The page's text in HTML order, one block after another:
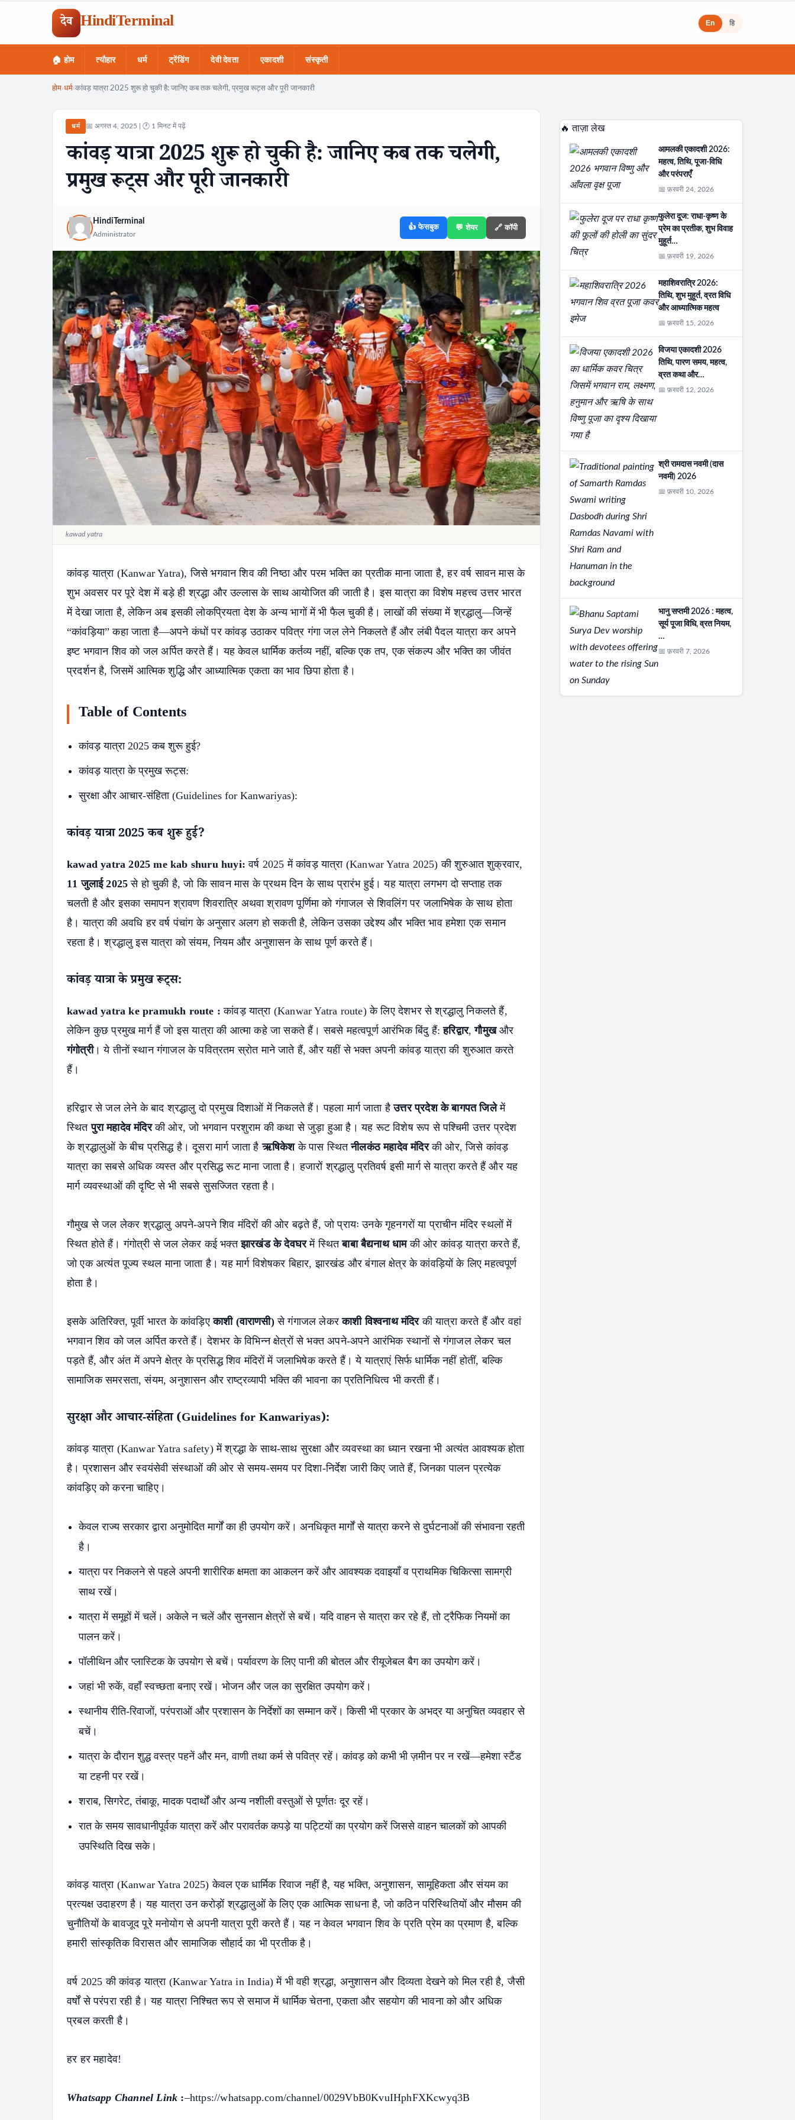
देव HindiTerminal En हि
🏠 होम त्यौहार धर्म ट्रेंडिंग देवी देवता एकादशी संस्कृती
होम›धर्म›कांवड़ यात्रा 2025 शुरू हो चुकी है: जानिए कब तक चलेगी, प्रमुख रूट्स और पूरी जानकारी
धर्म 📅 अगस्त 4, 2025 | 🕐 1 मिनट में पढ़ें
कांवड़ यात्रा 2025 शुरू हो चुकी है: जानिए कब तक चलेगी,
प्रमुख रूट्स और पूरी जानकारी
HindiTerminal
Administrator
👍 फेसबुक 💬 शेयर 🔗 कॉपी
kawad yatra
कांवड़ यात्रा (Kanwar Yatra), जिसे भगवान शिव की निष्ठा और परम भक्ति का प्रतीक माना जाता है, हर वर्ष सावन मास के
शुभ अवसर पर पूरे देश में बड़े ही श्रद्धा और उल्लास के साथ आयोजित की जाती है। इस यात्रा का विशेष महत्त्व उत्तर भारत
में देखा जाता है, लेकिन अब इसकी लोकप्रियता देश के अन्य भागों में भी फैल चुकी है। लाखों की संख्या में श्रद्धालु—जिन्हें
“कांवड़िया” कहा जाता है—अपने कंधों पर कांवड़ उठाकर पवित्र गंगा जल लेने निकलते हैं और लंबी पैदल यात्रा कर अपने
इष्ट भगवान शिव को जल अर्पित करते हैं। यह केवल धार्मिक कर्तव्य नहीं, बल्कि एक तप, एक संकल्प और भक्ति का जीवंत
प्रदर्शन है, जिसमें आत्मिक शुद्धि और आध्यात्मिक एकता का भाव छिपा होता है।
Table of Contents
कांवड़ यात्रा 2025 कब शुरू हुई?
कांवड़ यात्रा के प्रमुख रूट्स:
सुरक्षा और आचार-संहिता (Guidelines for Kanwariyas):
कांवड़ यात्रा 2025 कब शुरू हुई?
kawad yatra 2025 me kab shuru huyi:वर्ष 2025 में कांवड़ यात्रा (Kanwar Yatra 2025) की शुरुआत शुक्रवार,
11 जुलाई 2025 से हो चुकी है, जो कि सावन मास के प्रथम दिन के साथ प्रारंभ हुई। यह यात्रा लगभग दो सप्ताह तक
चलती है और इसका समापन श्रावण शिवरात्रि अथवा श्रावण पूर्णिमा को गंगाजल से शिवलिंग पर जलाभिषेक के साथ होता
है। यात्रा की अवधि हर वर्ष पंचांग के अनुसार अलग हो सकती है, लेकिन उसका उद्देश्य और भक्ति भाव हमेशा एक समान
रहता है। श्रद्धालु इस यात्रा को संयम, नियम और अनुशासन के साथ पूर्ण करते हैं।
कांवड़ यात्राके प्रमुख रूट्स:
kawad yatra ke pramukh route :कांवड़ यात्रा (Kanwar Yatra route) के लिए देशभर से श्रद्धालु निकलते हैं,
लेकिन कुछ प्रमुख मार्ग हैं जो इस यात्रा की आत्मा कहे जा सकते हैं। सबसे महत्वपूर्ण आरंभिक बिंदु हैं:हरिद्वार,गौमुखऔर
गंगोत्री। ये तीनों स्थान गंगाजल के पवित्रतम स्रोत माने जाते हैं, और यहीं से भक्त अपनी कांवड़ यात्रा की शुरुआत करते
हैं।
हरिद्वार से जल लेने के बाद श्रद्धालु दो प्रमुख दिशाओं में निकलते हैं। पहला मार्ग जाता हैउत्तर प्रदेश के बागपत जिलेमें
स्थितपुरा महादेव मंदिरकी ओर, जो भगवान परशुराम की कथा से जुड़ा हुआ है। यह रूट विशेष रूप से पश्चिमी उत्तर प्रदेश
के श्रद्धालुओं के बीच प्रसिद्ध है। दूसरा मार्ग जाता हैऋषिकेशके पास स्थितनीलकंठ महादेव मंदिरकी ओर, जिसे कांवड़
यात्रा का सबसे अधिक व्यस्त और प्रसिद्ध रूट माना जाता है। हजारों श्रद्धालु प्रतिवर्ष इसी मार्ग से यात्रा करते हैं और यह
मार्ग व्यवस्थाओं की दृष्टि से भी सबसे सुसज्जित रहता है।
गौमुख से जल लेकर श्रद्धालु अपने-अपने शिव मंदिरों की ओर बढ़ते हैं, जो प्रायः उनके गृहनगरों या प्राचीन मंदिर स्थलों में
स्थित होते हैं। गंगोत्री से जल लेकर कई भक्तझारखंड के देवघरमें स्थितबाबा बैद्यनाथ धामकी ओर कांवड़ यात्रा करते हैं,
जो एक अत्यंत पूज्य स्थल माना जाता है। यह मार्ग विशेषकर बिहार, झारखंड और बंगाल क्षेत्र के कांवड़ियों के लिए महत्वपूर्ण
होता है।
इसके अतिरिक्त, पूर्वी भारत के कांवड़िएकाशी (वाराणसी)से गंगाजल लेकरकाशी विश्वनाथ मंदिरकी यात्रा करते हैं और वहां
भगवान शिव को जल अर्पित करते हैं। देशभर के विभिन्न क्षेत्रों से भक्त अपने-अपने आरंभिक स्थानों से गंगाजल लेकर चल
पड़ते हैं, और अंत में अपने क्षेत्र के प्रसिद्ध शिव मंदिरों में जलाभिषेक करते हैं। ये यात्राएं सिर्फ धार्मिक नहीं होतीं, बल्कि
सामाजिक समरसता, संयम, अनुशासन और राष्ट्रव्यापी भक्ति की भावना का प्रतिनिधित्व भी करती हैं।
सुरक्षा और आचार-संहिता (Guidelines for Kanwariyas):
कांवड़ यात्रा (Kanwar Yatra safety) में श्रद्धा के साथ-साथ सुरक्षा और व्यवस्था का ध्यान रखना भी अत्यंत आवश्यक होता
है। प्रशासन और स्वयंसेवी संस्थाओं की ओर से समय-समय पर दिशा-निर्देश जारी किए जाते हैं, जिनका पालन प्रत्येक
कांवड़िए को करना चाहिए।
केवल राज्य सरकार द्वारा अनुमोदित मार्गों का ही उपयोग करें। अनधिकृत मार्गों से यात्रा करने से दुर्घटनाओं की संभावना रहती
है।
यात्रा पर निकलने से पहले अपनी शारीरिक क्षमता का आकलन करें और आवश्यक दवाइयाँ व प्राथमिक चिकित्सा सामग्री
साथ रखें।
यात्रा में समूहों में चलें। अकेले न चलें और सुनसान क्षेत्रों से बचें। यदि वाहन से यात्रा कर रहे हैं, तो ट्रैफिक नियमों का
पालन करें।
पॉलीथिन और प्लास्टिक के उपयोग से बचें। पर्यावरण के लिए पानी की बोतल और रीयूजेबल बैग का उपयोग करें।
जहां भी रुकें, वहाँ स्वच्छता बनाए रखें। भोजन और जल का सुरक्षित उपयोग करें।
स्थानीय रीति-रिवाजों, परंपराओं और प्रशासन के निर्देशों का सम्मान करें। किसी भी प्रकार के अभद्र या अनुचित व्यवहार से
बचें।
यात्रा के दौरान शुद्ध वस्त्र पहनें और मन, वाणी तथा कर्म से पवित्र रहें। कांवड़ को कभी भी ज़मीन पर न रखें—हमेशा स्टैंड
या टहनी पर रखें।
शराब, सिगरेट, तंबाकू, मादक पदार्थों और अन्य नशीली वस्तुओं से पूर्णतः दूर रहें।
रात के समय सावधानीपूर्वक यात्रा करें और परावर्तक कपड़े या पट्टियों का प्रयोग करें जिससे वाहन चालकों को आपकी
उपस्थिति दिख सके।
कांवड़ यात्रा (Kanwar Yatra 2025) केवल एक धार्मिक रिवाज नहीं है, यह भक्ति, अनुशासन, सामूहिकता और संयम का
प्रत्यक्ष उदाहरण है। यह यात्रा उन करोड़ों श्रद्धालुओं के लिए एक आत्मिक साधना है, जो कठिन परिस्थितियों और मौसम की
चुनौतियों के बावजूद पूरे मनोयोग से अपनी यात्रा पूरी करते हैं। यह न केवल भगवान शिव के प्रति प्रेम का प्रमाण है, बल्कि
हमारी सांस्कृतिक विरासत और सामाजिक सौहार्द का भी प्रतीक है।
वर्ष 2025 की कांवड़ यात्रा (Kanwar Yatra in India) में भी वही श्रद्धा, अनुशासन और दिव्यता देखने को मिल रही है, जैसी
वर्षों से परंपरा रही है। यह यात्रा निश्चित रूप से समाज में धार्मिक चेतना, एकता और सहयोग की भावना को और अधिक
प्रबल करती है।
हर हर महादेव!
Whatsapp Channel Link :–https://whatsapp.com/channel/0029VbB0KvuIHphFXKcwyq3B
🔥 ताज़ा लेख
आमलकी एकादशी 2026:
महत्व, तिथि, पूजा-विधि
और परंपराएँ
📅 फ़रवरी 24, 2026
फुलेरा दूज: राधा-कृष्ण के
प्रेम का प्रतीक, शुभ विवाह
मुहूर्त…
📅 फ़रवरी 19, 2026
महाशिवरात्रि 2026:
तिथि, शुभ मुहूर्त, व्रत विधि
और आध्यात्मिक महत्व
📅 फ़रवरी 15, 2026
विजया एकादशी 2026
तिथि, पारण समय, महत्व,
व्रत कथा और…
📅 फ़रवरी 12, 2026
श्री रामदास नवमी (दास
नवमी) 2026
📅 फ़रवरी 10, 2026
भानु सप्तमी 2026 : महत्व,
सूर्य पूजा विधि, व्रत नियम,
…
📅 फ़रवरी 7, 2026